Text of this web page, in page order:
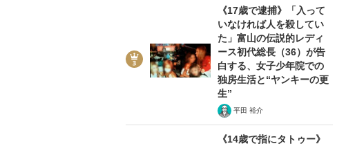
《17歳で逮捕》「入って
いなければ人を殺してい
た」富山の伝説的レディ
ース初代総長（36）が告
白する、女子少年院での
独房生活と“ヤンキーの更
生”
平田 裕介
《14歳で指にタトゥー》